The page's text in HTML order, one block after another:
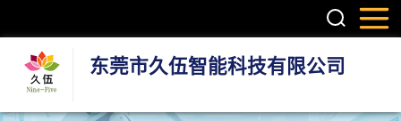
东莞市久伍智能科技有限公司